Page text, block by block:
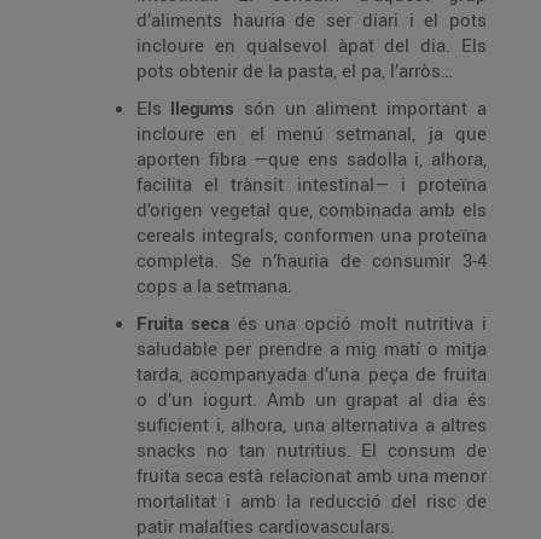
d’aliments hauria de ser diari i el pots
incloure en qualsevol àpat del dia. Els
pots obtenir de la pasta, el pa, l’arròs…
Els llegums són un aliment important a
incloure en el menú setmanal, ja que
aporten fibra —que ens sadolla i, alhora,
facilita el trànsit intestinal— i proteïna
d’origen vegetal que, combinada amb els
cereals integrals, conformen una proteïna
completa. Se n’hauria de consumir 3-4
cops a la setmana.
Fruita seca és una opció molt nutritiva i
saludable per prendre a mig matí o mitja
tarda, acompanyada d’una peça de fruita
o d’un iogurt. Amb un grapat al dia és
suficient i, alhora, una alternativa a altres
snacks no tan nutritius. El consum de
fruita seca està relacionat amb una menor
mortalitat i amb la reducció del risc de
patir malalties cardiovasculars.